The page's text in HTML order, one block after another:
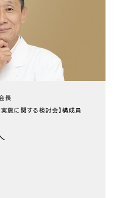
長
施に関する検討会】構成員